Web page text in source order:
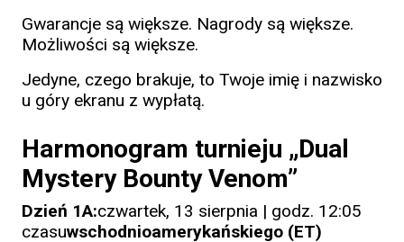
Gwarancje są większe. Nagrody są większe.
Możliwości są większe.
Jedyne, czego brakuje, to Twoje imię i nazwisko
u góry ekranu z wypłatą.
Harmonogram turnieju „Dual
Mystery Bounty Venom”
Dzień 1A:czwartek, 13 sierpnia | godz. 12:05
czasuwschodnioamerykańskiego (ET)